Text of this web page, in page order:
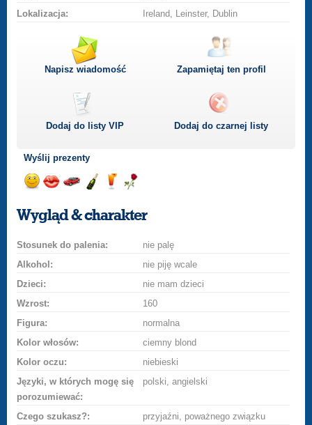
Lokalizacja:
Ireland, Leinster, Dublin
Napisz wiadomość Zapamiętaj ten profil
Dodaj do listyVIP Dodaj do czarnej listy
Wyślij prezenty
uśmiech
buziakasamochodem
szampana
drinka
różę
Wygląd & charakter
Stosunek do palenia:
nie palę
Alkohol:
nie piję wcale
Dzieci:
nie mam dzieci
Wzrost:
160
Figura:
normalna
Kolor włosów:
ciemny blond
Kolor oczu:
niebieski
Języki, w których mogę się
porozumiewać:
polski, angielski
Czego szukasz?: przyjaźni, poważnego związku